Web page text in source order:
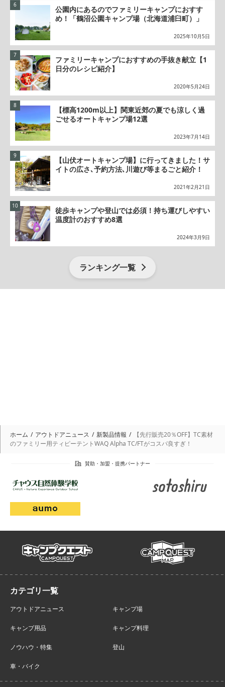
公園内にあるのでファミリーキャンプにおすす
め！「鶴沼公園キャンプ場（北海道浦臼町）」
2025年10月5日
ファミリーキャンプにおすすめの手抜き献立【1
日分のレシピ紹介】
2020年5月24日
【標高1200m以上】関東近郊の夏でも涼しく過
ごせるオートキャンプ場12選
2023年7月14日
【山伏オートキャンプ場】に行ってきました！サ
イトの広さ､予約方法､川遊び等まるごと紹介！
2021年2月21日
徒歩キャンプや登山では必須！持ち運びしやすい
温度計のおすすめ8選
2024年3月9日
ランキング一覧
ホーム アウトドアニュース 新製品情報
【先行販売20％OFF】TC素材
のファミリー用ティピーテントWAQ Alpha TC/FTがコスパ良すぎ！
campquest campmap
アウトドアニュース キャンプ場
キャンプ用品 キャンプ料理
ノウハウ・特集 登山
車・バイク